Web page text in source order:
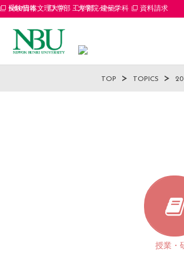
NBU日本文理大学 工学部 建築学科
受験情報 学部・大学院ページ 資料請求
TOP TOPICS
授業・